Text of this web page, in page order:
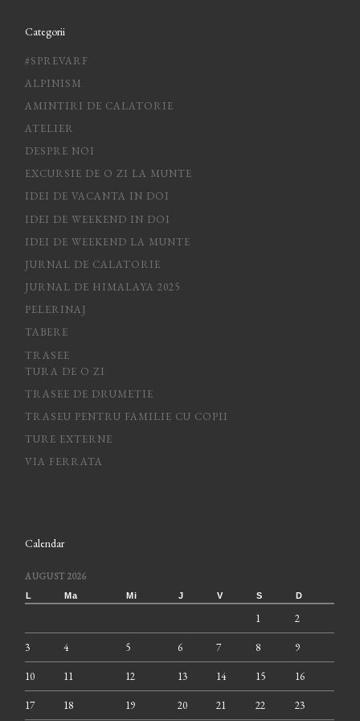
Categorii
#SPREVARF
ALPINISM
AMINTIRI DE CALATORIE
ATELIER
DESPRE NOI
EXCURSIE DE O ZI LA MUNTE
IDEI DE VACANTA IN DOI
IDEI DE WEEKEND IN DOI
IDEI DE WEEKEND LA MUNTE
JURNAL DE CALATORIE
JURNAL DE HIMALAYA 2025
PELERINAJ
TABERE
TRASEE
TURA DE O ZI
TRASEE DE DRUMETIE
TRASEU PENTRU FAMILIE CU COPII
TURE EXTERNE
VIA FERRATA
Calendar
AUGUST 2026
L Ma Mi J V S D
1 2
3 4 5 6 7 8 9
10 11 12 13 14 15 16
17 18 19 20 21 22 23